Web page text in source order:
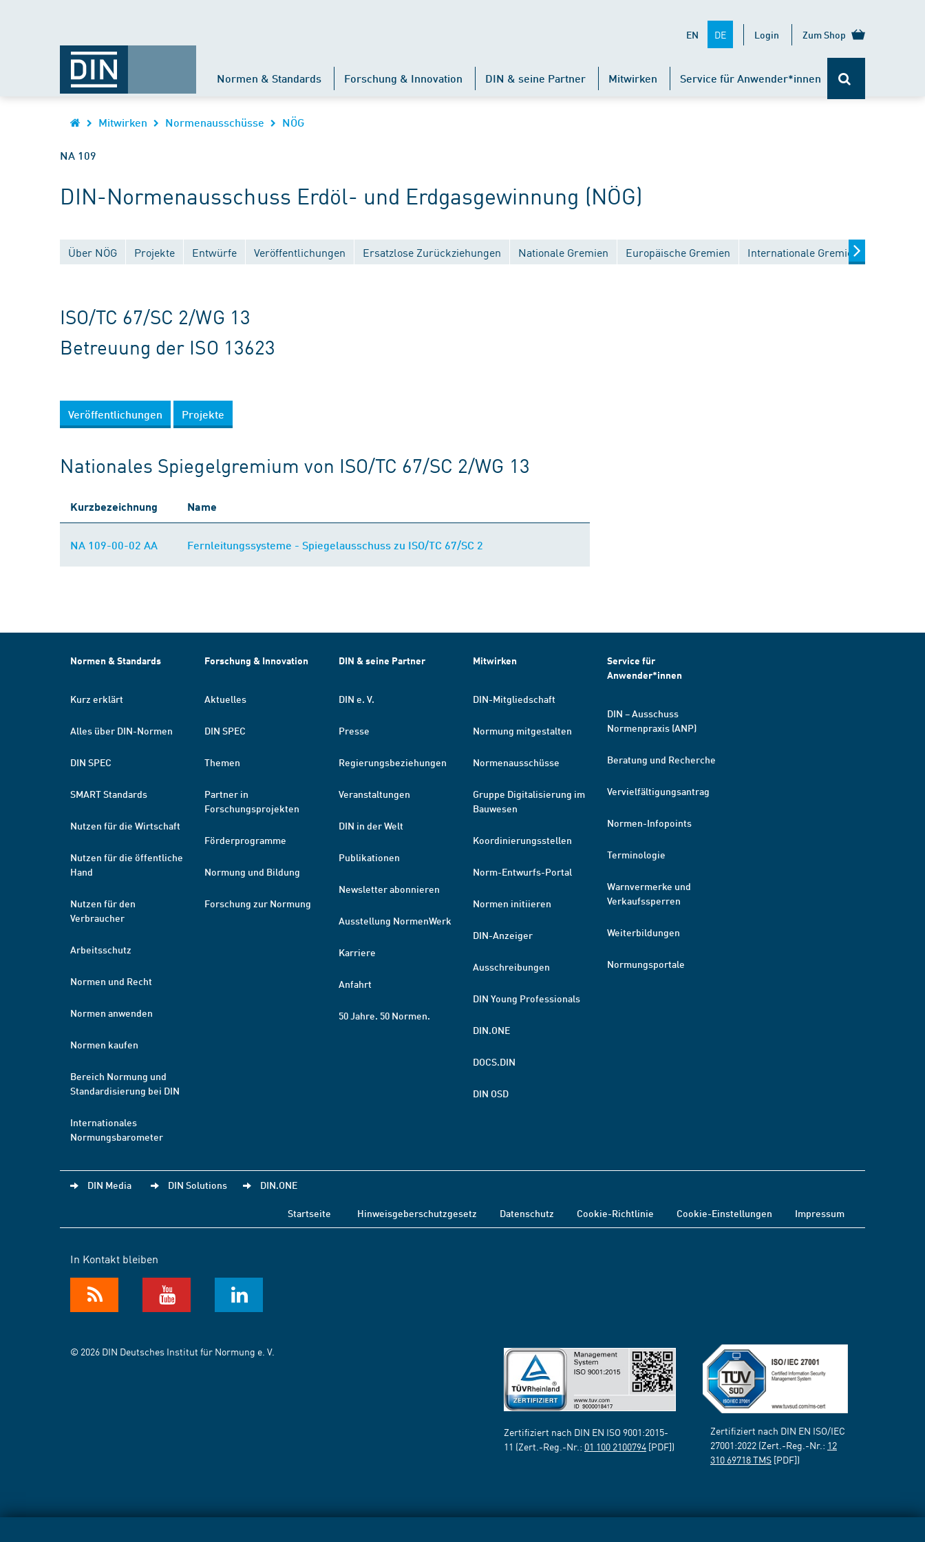
EN DE Login Zum Shop
Normen & Standards Forschung & Innovation DIN & seine Partner Mitwirken Service für Anwender*innen
Mitwirken Normenausschüsse NÖG
NA 109
DIN-Normenausschuss Erdöl- und Erdgasgewinnung (NÖG)
Über NÖG Projekte Entwürfe Veröffentlichungen Ersatzlose Zurückziehungen Nationale Gremien Europäische Gremien Internationale Gremien
ISO/TC 67/SC 2/WG 13
Betreuung der ISO 13623
Veröffentlichungen Projekte
Nationales Spiegelgremium von ISO/TC 67/SC 2/WG 13
Kurzbezeichnung Name
NA 109-00-02 AA Fernleitungssysteme - Spiegelausschuss zu ISO/TC 67/SC 2
Normen & Standards
Kurz erklärt
Alles über DIN-Normen
DIN SPEC
SMART Standards
Nutzen für die Wirtschaft
Nutzen für die öffentliche
Hand
Nutzen für den
Verbraucher
Arbeitsschutz
Normen und Recht
Normen anwenden
Normen kaufen
Bereich Normung und
Standardisierung bei DIN
Internationales
Normungsbarometer
Forschung & Innovation
Aktuelles
DIN SPEC
Themen
Partner in
Forschungsprojekten
Förderprogramme
Normung und Bildung
Forschung zur Normung
DIN & seine Partner
DIN e. V.
Presse
Regierungsbeziehungen
Veranstaltungen
DIN in der Welt
Publikationen
Newsletter abonnieren
Ausstellung NormenWerk
Karriere
Anfahrt
50 Jahre. 50 Normen.
Mitwirken
DIN-Mitgliedschaft
Normung mitgestalten
Normenausschüsse
Gruppe Digitalisierung im
Bauwesen
Koordinierungsstellen
Norm-Entwurfs-Portal
Normen initiieren
DIN-Anzeiger
Ausschreibungen
DIN Young Professionals
DIN.ONE
DOCS.DIN
DIN OSD
Service für
Anwender*innen
DIN – Ausschuss
Normenpraxis (ANP)
Beratung und Recherche
Vervielfältigungsantrag
Normen-Infopoints
Terminologie
Warnvermerke und
Verkaufssperren
Weiterbildungen
Normungsportale
DIN Media DIN Solutions DIN.ONE
Startseite Hinweisgeberschutzgesetz Datenschutz Cookie-Richtlinie Cookie-Einstellungen Impressum
In Kontakt bleiben
© 2026 DIN Deutsches Institut für Normung e. V.
Zertifiziert nach DIN EN ISO 9001:2015-
11 (Zert.-Reg.-Nr.: 01 100 2100794 [PDF])
Zertifiziert nach DIN EN ISO/IEC
27001:2022 (Zert.-Reg.-Nr.: 12
310 69718 TMS [PDF])